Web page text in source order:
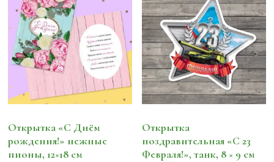
Открытка «С Днём
рождения!» нежные
пионы, 12×18 см
Открытка
поздравительная «С 23
Февраля!», танк, 8 × 9 см